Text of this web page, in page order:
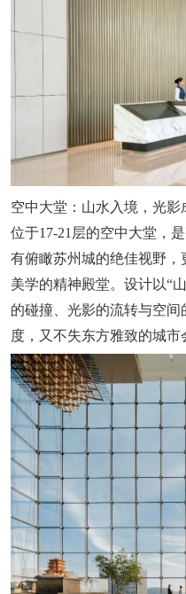
空中大堂：山水入境，光影
位于17-21层的空中大堂，
有俯瞰苏州城的绝佳视野
美学的精神殿堂。设计以“
的碰撞、光影的流转与空
度，又不失东方雅致的城市